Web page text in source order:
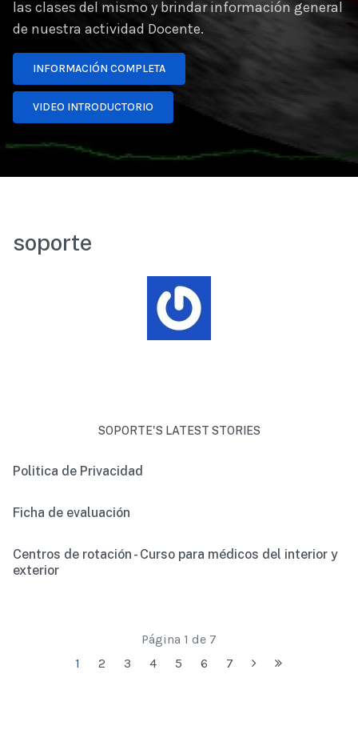
las clases del mismo y brindar información general
de nuestra actividad Docente.
INFORMACIÓN COMPLETA
VIDEO INTRODUCTORIO
soporte
SOPORTE'S LATEST STORIES
Politica de Privacidad
Ficha de evaluación
Centros de rotación - Curso para médicos del interior y
exterior
1 2 3 4 5 6 7
Página 1 de 7